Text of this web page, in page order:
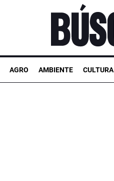
AGRO AMBIENTE CULTURA